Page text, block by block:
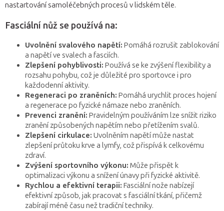
nastartování samoléčebných procesů v lidském těle.
Fasciální nůž se používá na:
Uvolnění svalového napětí: Pomáhá rozrušit zablokování
a napětí ve svalech a fasciích.
Zlepšení pohyblivosti: Používá se ke zvýšení flexibility a
rozsahu pohybu, což je důležité pro sportovce i pro
každodenní aktivity.
Regeneraci po zraněních: Pomáhá urychlit proces hojení
a regenerace po fyzické námaze nebo zraněních.
Prevenci zranění: Pravidelným používáním lze snížit riziko
zranění způsobených napětím nebo přetížením svalů.
Zlepšení cirkulace: Uvolněním napětí může nastat
zlepšení průtoku krve a lymfy, což přispívá k celkovému
zdraví.
Zvýšení sportovního výkonu: Může přispět k
optimalizaci výkonu a snížení únavy při fyzické aktivitě.
Rychlou a efektivní terapii: Fasciální nože nabízejí
efektivní způsob, jak pracovat s fasciální tkání, přičemž
zabírají méně času než tradiční techniky.